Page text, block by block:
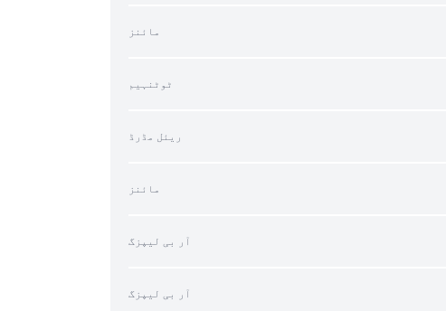
مائنز
ٹوٹنہیم
ریئل مڈرڈ
مائنز
آر بی لیپزگ
آر بی لیپزگ